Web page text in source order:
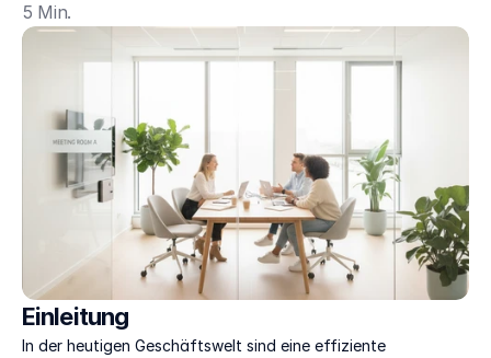
5 Min.
Einleitung
In der heutigen Geschäftswelt sind eine effiziente